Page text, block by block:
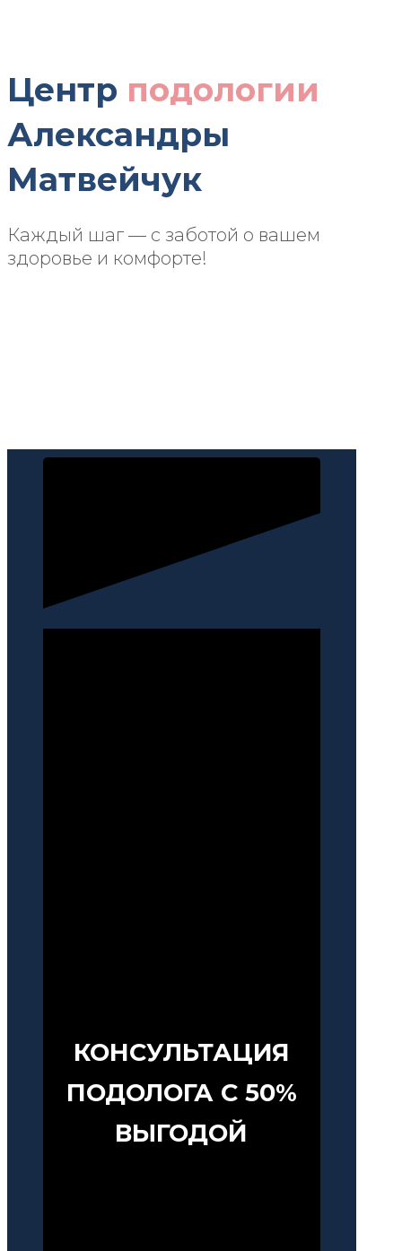
Центр подологии
Александры
Матвейчук
Каждый шаг — с заботой о вашем
здоровье и комфорте!
КОНСУЛЬТАЦИЯ
ПОДОЛОГА С 50%
ВЫГОДОЙ